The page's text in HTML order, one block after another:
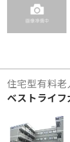
住宅型有料老
ベストライ